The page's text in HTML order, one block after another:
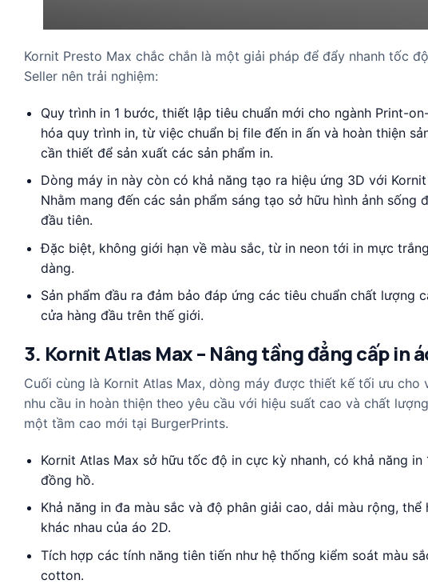
Kornit Presto Max chắc chắn là một giải pháp để đẩy nhanh tốc
Seller nên trải nghiệm:
Quy trình in 1 bước, thiết lập tiêu chuẩn mới cho ngành Print-
hóa quy trình in, từ việc chuẩn bị file đến in ấn và hoàn thiện
cần thiết để sản xuất các sản phẩm in.
Dòng máy in này còn có khả năng tạo ra hiệu ứng 3D với
Nhằm mang đến các sản phẩm sáng tạo sở hữu hình ảnh
đầu tiên.
Đặc biệt, không giới hạn về màu sắc, từ in neon tới in mực
dàng.
Sản phẩm đầu ra đảm bảo đáp ứng các tiêu chuẩn chất
cửa hàng đầu trên thế giới.
3. Kornit Atlas Max – Nâng tầng đẳng cấp in
Cuối cùng là Kornit Atlas Max, dòng máy được thiết kế tối ưu
nhu cầu in hoàn thiện theo yêu cầu với hiệu suất cao và chất
một tầm cao mới tại BurgerPrints.
Kornit Atlas Max sở hữu tốc độ in cực kỳ nhanh, có khả năng
đồng hồ.
Khả năng in đa màu sắc và độ phân giải cao, dải màu rộng,
khác nhau của áo 2D.
Tích hợp các tính năng tiên tiến như hệ thống kiểm soát màu
cotton.